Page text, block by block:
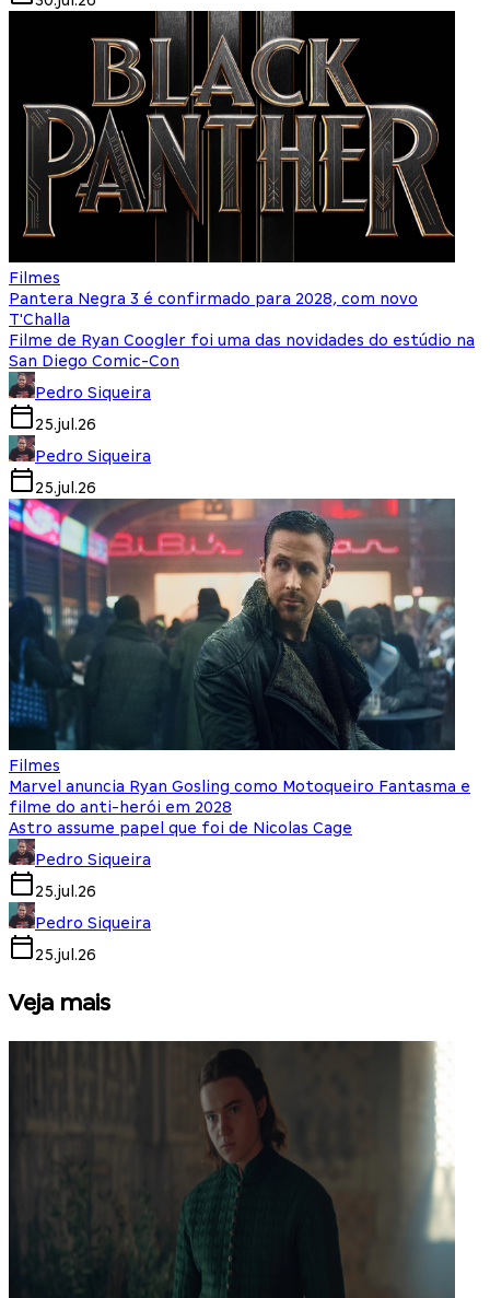
Filmes
Pantera Negra 3 é confirmado para 2028, com novo
T'Challa
Filme de Ryan Coogler foi uma das novidades do estúdio na
San Diego Comic-Con
Pedro Siqueira
25.jul.26
Pedro Siqueira
25.jul.26
Filmes
Marvel anuncia Ryan Gosling como Motoqueiro Fantasma e
filme do anti-herói em 2028
Astro assume papel que foi de Nicolas Cage
Pedro Siqueira
25.jul.26
Pedro Siqueira
25.jul.26
Veja mais